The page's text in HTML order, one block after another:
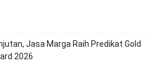
Jasa Marga Raih Predikat Gold
2026